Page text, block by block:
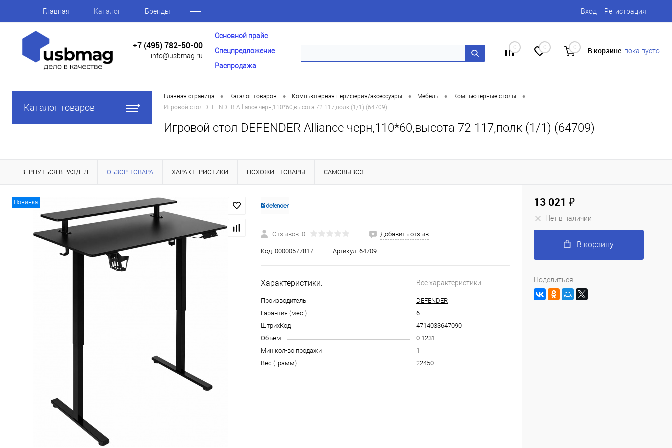
Главная Каталог Бренды Вход Регистрация
+7 (495) 782-50-00
info@usbmag.ru
Основной прайс
Спецпредложение
Распродажа
0 0 0 В корзине пока пусто
Каталог товаров
Главная страница • Каталог товаров • Компьютерная периферия/аксессуары • Мебель • Компьютерные столы •
Игровой стол DEFENDER Alliance черн,110*60,высота 72-117,полк (1/1) (64709)
Игровой стол DEFENDER Alliance черн,110*60,высота 72-117,полк (1/1) (64709)
ВЕРНУТЬСЯ В РАЗДЕЛ ОБЗОР ТОВАРА ХАРАКТЕРИСТИКИ ПОХОЖИЕ ТОВАРЫ САМОВЫВОЗ
Новинка
Отзывов: 0 Добавить отзыв
Код: 00000577817 Артикул: 64709
Характеристики: Все характеристики
Производитель
DEFENDER
Гарантия (мес.)
6
ШтрихКод
4714033647090
Объем
0.1231
Мин кол-во продажи
1
Вес (грамм)
22450
13 021 ₽
Нет в наличии
В корзину
Поделиться